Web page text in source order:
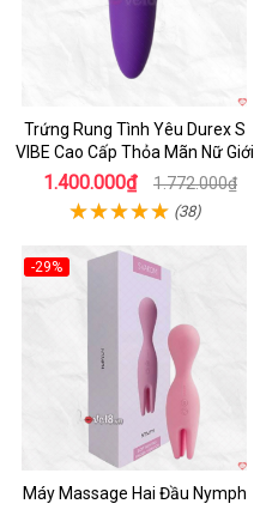
Trứng Rung Tình Yêu Durex S
VIBE Cao Cấp Thỏa Mãn Nữ Giới
1.400.000₫ 1.772.000₫
(38)
-29%
Máy Massage Hai Đầu Nymph